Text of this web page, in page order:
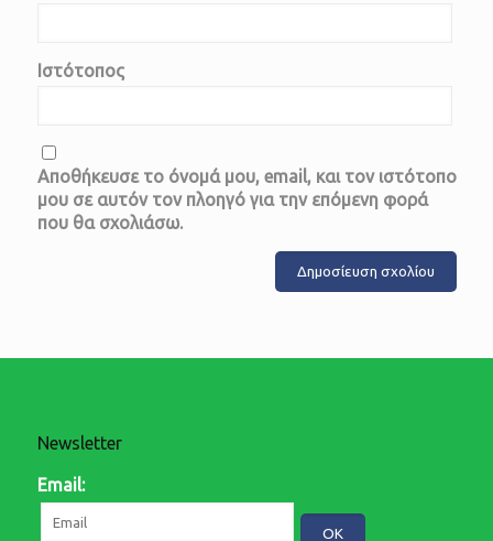
Ιστότοπος
Αποθήκευσε το όνομά μου, email, και τον ιστότοπο
μου σε αυτόν τον πλοηγό για την επόμενη φορά
που θα σχολιάσω.
Newsletter
Email: